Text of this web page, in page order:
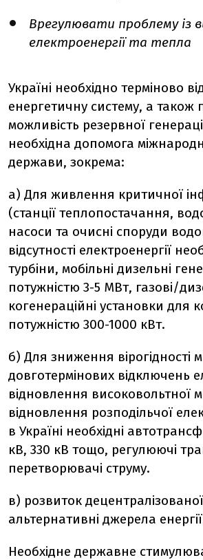
Врегулювати проблему із
електроенергії та тепла
Україні необхідно терміново
енергетичну систему, а також
можливість резервної
необхідна допомога
держави, зокрема:
а) Для живлення критичної
(станції теплопостачання,
насоси та очисні споруди
відсутності електроенергії
турбіни, мобільні дизельні
потужністю 3-5 МВт, газові/
когенераційні установки для
потужністю 300-1000 кВт.
б) Для зниження вірогідності
довготермінових відключень
відновлення високовольтної
відновлення розподільчої
в Україні необхідні
кВ, 330 кВ тощо, регулюючі
перетворювачі струму.
в) розвиток
альтернативні джерела
Необхідне державне